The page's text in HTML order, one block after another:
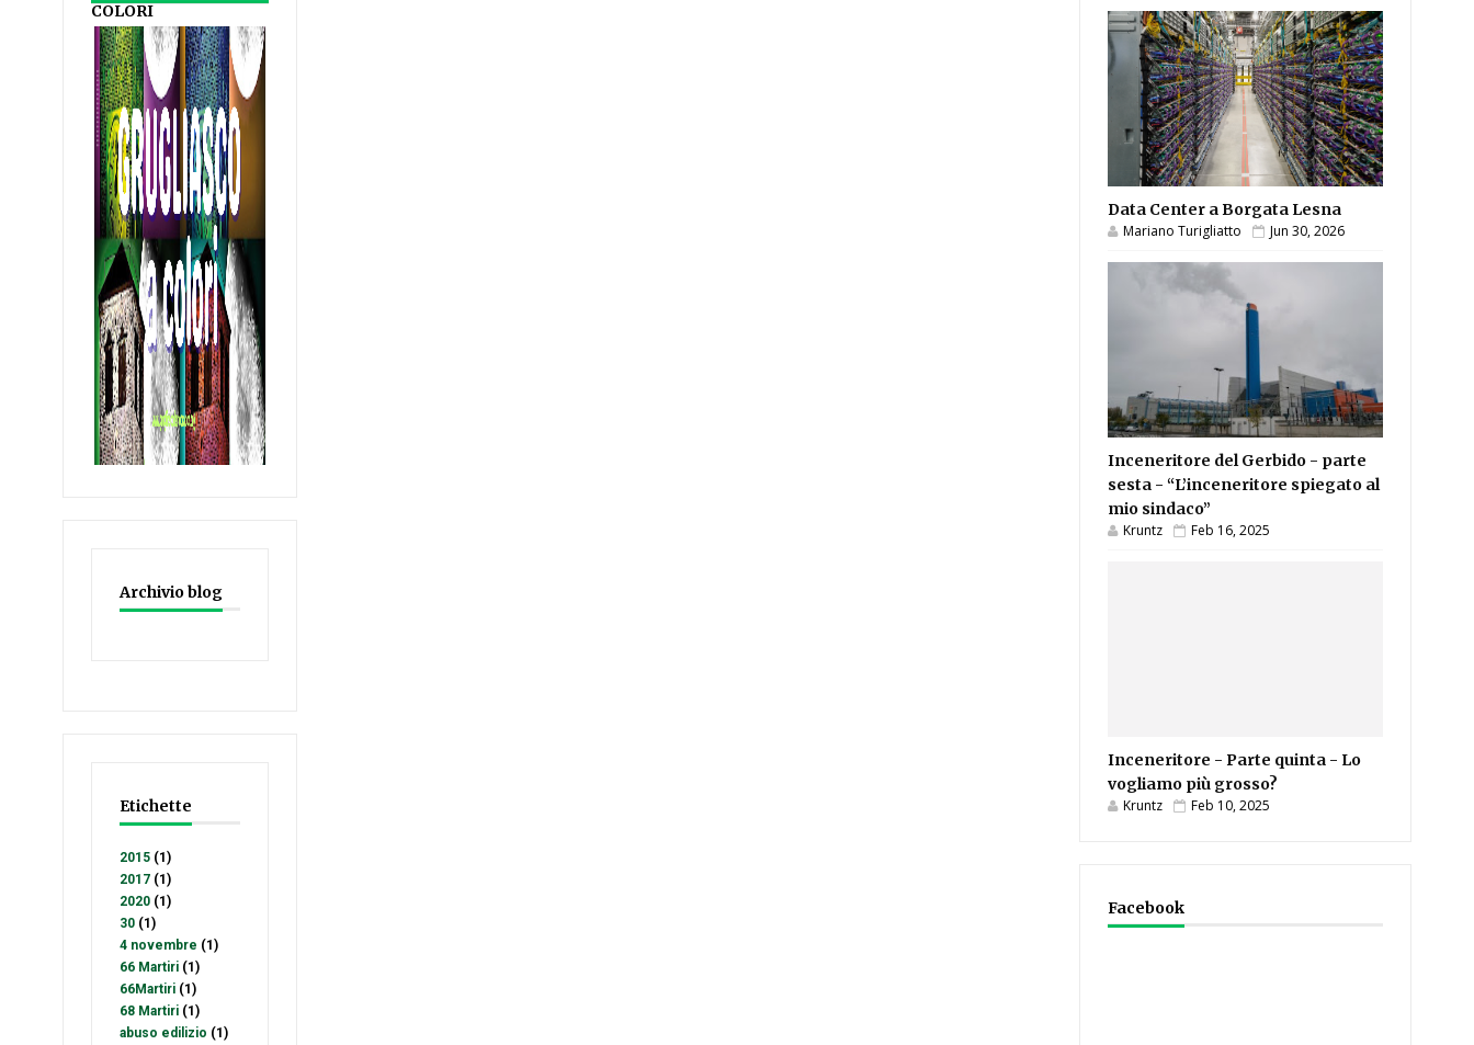
COLORI
Archivio blog
Etichette
2015 (1)
2017 (1)
2020 (1)
30 (1)
4 novembre (1)
66 Martiri (1)
66Martiri (1)
68 Martiri (1)
abuso edilizio (1)
Data Center a Borgata Lesna
Mariano Turigliatto Jun 30, 2026
Inceneritore del Gerbido - parte
sesta - “L’inceneritore spiegato al
mio sindaco”
Kruntz Feb 16, 2025
Inceneritore - Parte quinta - Lo
vogliamo più grosso?
Kruntz Feb 10, 2025
Facebook